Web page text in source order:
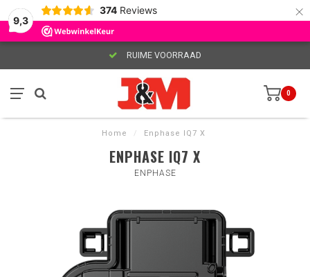
9,3
374 Reviews ×
RUIME VOORRAAD
0
Home / Enphase IQ7 X
ENPHASE IQ7 X
ENPHASE